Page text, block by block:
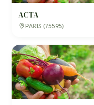
ACTA
PARIS (75595)